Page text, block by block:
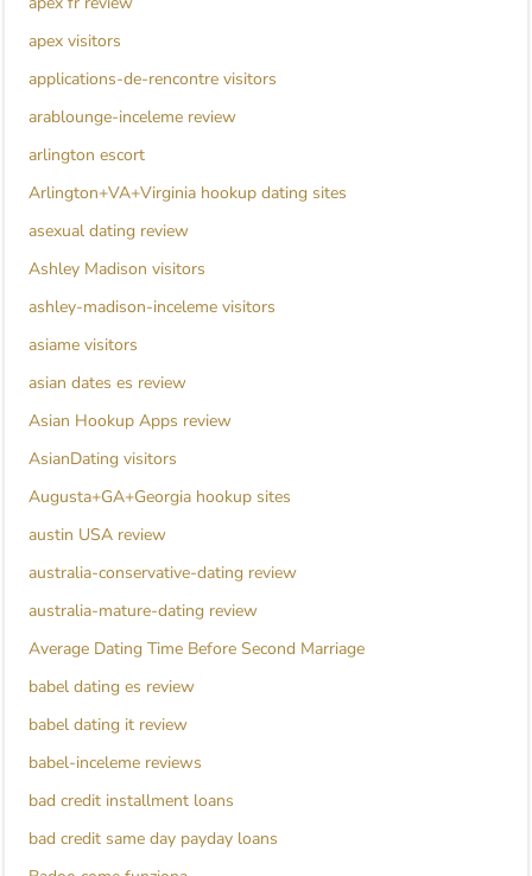
apex visitors
applications-de-rencontre visitors
arablounge-inceleme review
arlington escort
Arlington+VA+Virginia hookup dating sites
asexual dating review
Ashley Madison visitors
ashley-madison-inceleme visitors
asiame visitors
asian dates es review
Asian Hookup Apps review
AsianDating visitors
Augusta+GA+Georgia hookup sites
austin USA review
australia-conservative-dating review
australia-mature-dating review
Average Dating Time Before Second Marriage
babel dating es review
babel dating it review
babel-inceleme reviews
bad credit installment loans
bad credit same day payday loans